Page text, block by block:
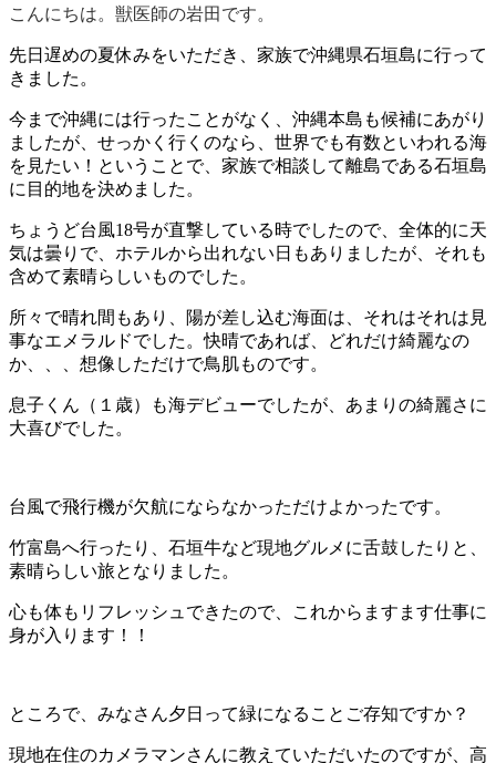
こんにちは。獣医師の岩田です。
先日遅めの夏休みをいただき、家族で沖縄県石垣島に行って
きました。
今まで沖縄には行ったことがなく、沖縄本島も候補にあがり
ましたが、せっかく行くのなら、世界でも有数といわれる海
を見たい！ということで、家族で相談して離島である石垣島
に目的地を決めました。
ちょうど台風18号が直撃している時でしたので、全体的に天
気は曇りで、ホテルから出れない日もありましたが、それも
含めて素晴らしいものでした。
所々で晴れ間もあり、陽が差し込む海面は、それはそれは見
事なエメラルドでした。快晴であれば、どれだけ綺麗なの
か、、、想像しただけで鳥肌ものです。
息子くん（１歳）も海デビューでしたが、あまりの綺麗さに
大喜びでした。
台風で飛行機が欠航にならなかっただけよかったです。
竹富島へ行ったり、石垣牛など現地グルメに舌鼓したりと、
素晴らしい旅となりました。
心も体もリフレッシュできたので、これからますます仕事に
身が入ります！！
ところで、みなさん夕日って緑になることご存知ですか？
現地在住のカメラマンさんに教えていただいたのですが、高